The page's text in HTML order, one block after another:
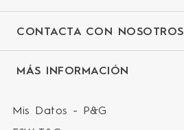
CONTACTA CON NOSOTROS
MÁS INFORMACIÓN
Mis Datos - P&G